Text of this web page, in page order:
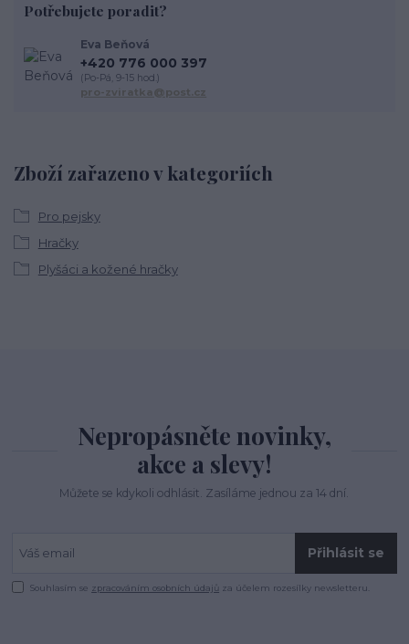
Zboží zařazeno v kategoriích
Pro pejsky
Hračky
Plyšáci a kožené hračky
Potřebujete poradit?
Eva Beňová
+420 776 000 397
(Po-Pá, 9-15 hod.)
pro-zviratka@post.cz
Nepropásněte novinky,
akce a slevy!
Můžete se kdykoli odhlásit. Zasíláme jednou za 14 dní.
Přihlásit se
Souhlasím se zpracováním osobních údajů za účelem rozesílky newsletteru.